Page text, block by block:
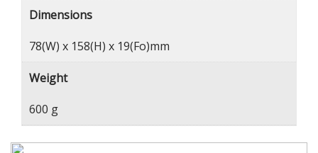
Dimensions
78(W) x 158(H) x 19(Fo)mm
Weight
600 g